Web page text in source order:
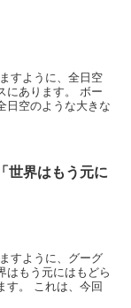
すように、全日空
にあります。 ボー
日空のような大きな
世界はもう元に
すように、グーグ
はもう元にはもどら
す。 これは、今回